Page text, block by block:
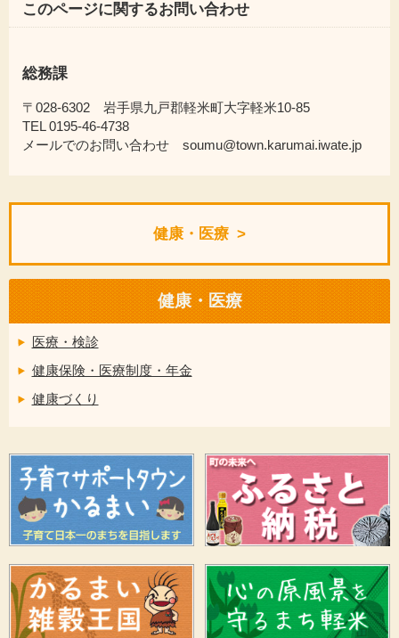
このページに関するお問い合わせ
総務課
〒028-6302 岩手県九戸郡軽米町大字軽米10-85
TEL 0195-46-4738
メールでのお問い合わせ soumu@town.karumai.iwate.jp
健康・医療
健康・医療
医療・検診
健康保険・医療制度・年金
健康づくり